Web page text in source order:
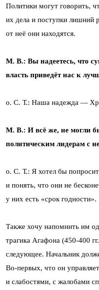
Политики могут говорить,
их дела и поступки лишний
от неё они находятся.
М. В.: Вы надеетесь, что
власть приведёт нас к
о. С. Т.: Наша надежда —
М. В.: И всё же, не могли
политическим лидерам с
о. С. Т.: Я хотел бы
и понять, что они не
у них есть «срок годности».
Также хочу напомнить им
трагика Агафона (450-400
следующее. Начальник
Во-первых, что он
и слабостями, с жалобами